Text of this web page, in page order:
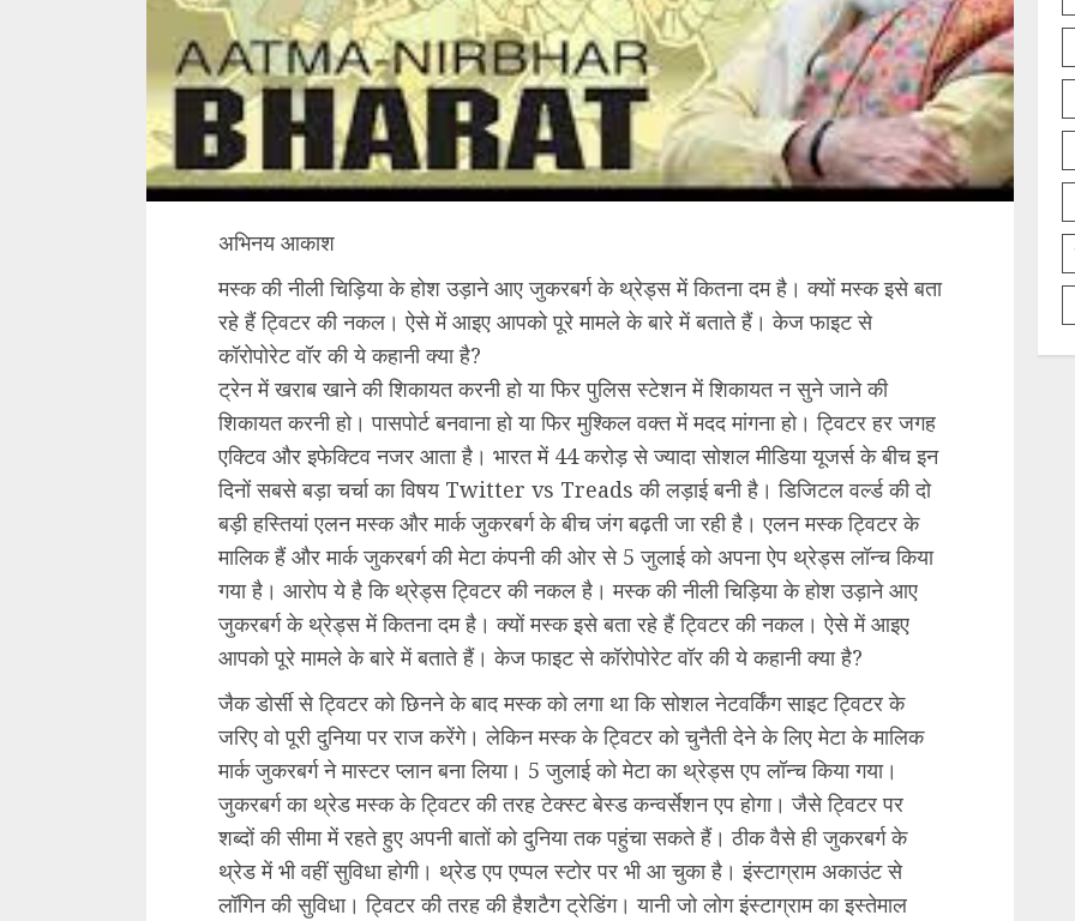
अभिनय आकाश
मस्क की नीली चिड़िया के होश उड़ाने आए जुकरबर्ग के थ्रेड्स में कितना दम है। क्यों मस्क इसे बता
रहे हैं ट्विटर की नकल। ऐसे में आइए आपको पूरे मामले के बारे में बताते हैं। केज फाइट से
कॉरोपोरेट वॉर की ये कहानी क्या है?
ट्रेन में खराब खाने की शिकायत करनी हो या फिर पुलिस स्टेशन में शिकायत न सुने जाने की
शिकायत करनी हो। पासपोर्ट बनवाना हो या फिर मुश्किल वक्त में मदद मांगना हो। ट्विटर हर जगह
एक्टिव और इफेक्टिव नजर आता है। भारत में 44 करोड़ से ज्यादा सोशल मीडिया यूजर्स के बीच इन
दिनों सबसे बड़ा चर्चा का विषय Twitter vs Treads की लड़ाई बनी है। डिजिटल वर्ल्ड की दो
बड़ी हस्तियां एलन मस्क और मार्क जुकरबर्ग के बीच जंग बढ़ती जा रही है। एलन मस्क ट्विटर के
मालिक हैं और मार्क जुकरबर्ग की मेटा कंपनी की ओर से 5 जुलाई को अपना ऐप थ्रेड्स लॉन्च किया
गया है। आरोप ये है कि थ्रेड्स ट्विटर की नकल है। मस्क की नीली चिड़िया के होश उड़ाने आए
जुकरबर्ग के थ्रेड्स में कितना दम है। क्यों मस्क इसे बता रहे हैं ट्विटर की नकल। ऐसे में आइए
आपको पूरे मामले के बारे में बताते हैं। केज फाइट से कॉरोपोरेट वॉर की ये कहानी क्या है?
जैक डोर्सी से ट्विटर को छिनने के बाद मस्क को लगा था कि सोशल नेटवर्किंग साइट ट्विटर के
जरिए वो पूरी दुनिया पर राज करेंगे। लेकिन मस्क के ट्विटर को चुनैती देने के लिए मेटा के मालिक
मार्क जुकरबर्ग ने मास्टर प्लान बना लिया। 5 जुलाई को मेटा का थ्रेड्स एप लॉन्च किया गया।
जुकरबर्ग का थ्रेड मस्क के ट्विटर की तरह टेक्स्ट बेस्ड कन्वर्सेशन एप होगा। जैसे ट्विटर पर
शब्दों की सीमा में रहते हुए अपनी बातों को दुनिया तक पहुंचा सकते हैं। ठीक वैसे ही जुकरबर्ग के
थ्रेड में भी वहीं सुविधा होगी। थ्रेड एप एप्पल स्टोर पर भी आ चुका है। इंस्टाग्राम अकाउंट से
लॉगिन की सुविधा। ट्विटर की तरह की हैशटैग ट्रेडिंग। यानी जो लोग इंस्टाग्राम का इस्तेमाल